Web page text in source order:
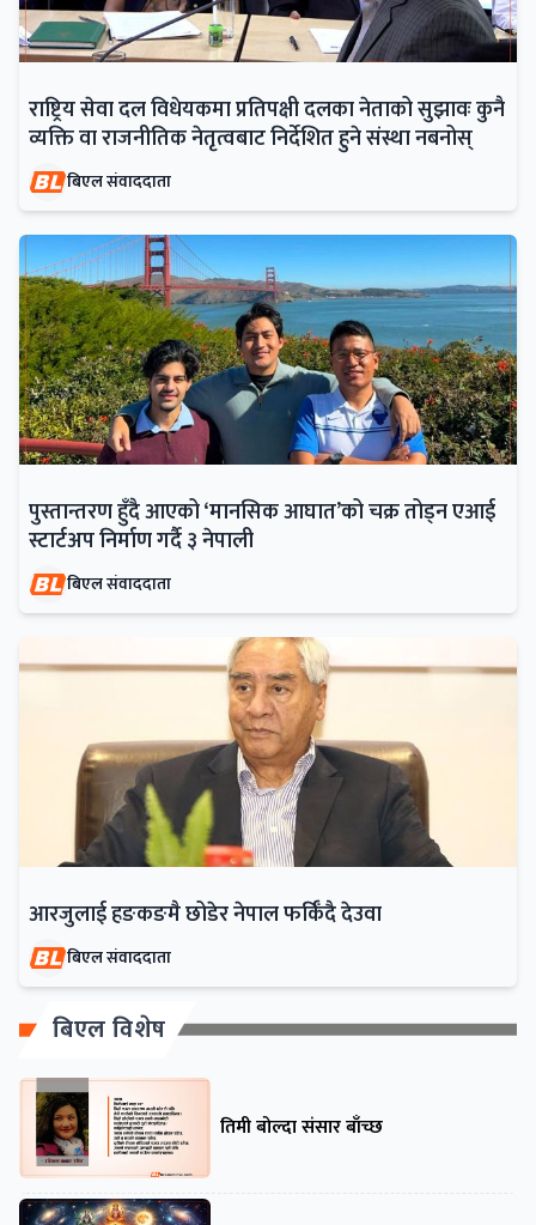
राष्ट्रिय सेवा दल विधेयकमा प्रतिपक्षी दलका नेताको सुझावः कुनै
व्यक्ति वा राजनीतिक नेतृत्वबाट निर्देशित हुने संस्था नबनोस्
बिएल संवाददाता
पुस्तान्तरण हुँदै आएको ‘मानसिक आघात’को चक्र तोड्न एआई
स्टार्टअप निर्माण गर्दै ३ नेपाली
बिएल संवाददाता
आरजुलाई हङकङमै छोडेर नेपाल फर्किँदै देउवा
बिएल संवाददाता
बिएल विशेष
तिमी बोल्दा संसार बाँच्छ